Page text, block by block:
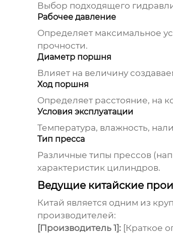
Выбор подходящего
Рабочее давление
Определяет максимальное
прочности.
Диаметр поршня
Влияет на величину
Ход поршня
Определяет расстояние, на
Условия эксплуатации
Температура, влажность,
Тип пресса
Различные типы прессов
характеристик цилиндров.
Ведущие китайские
Китай является одним из
производителей:
[Производитель 1]:[Краткое